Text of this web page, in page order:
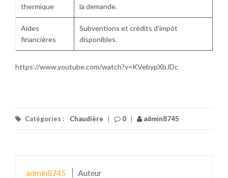
thermique
la demande.
Aides
financières
Subventions et crédits d’impôt
disponibles.
https://www.youtube.com/watch?v=KVebypXbJDc
Catégories : Chaudière | 0 | admin8745
admin8745 Auteur